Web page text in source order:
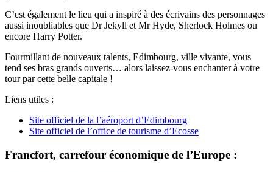
C’est également le lieu qui a inspiré à des écrivains des personnages
aussi inoubliables que Dr Jekyll et Mr Hyde, Sherlock Holmes ou
encore Harry Potter.
Fourmillant de nouveaux talents, Edimbourg, ville vivante, vous
tend ses bras grands ouverts… alors laissez-vous enchanter à votre
tour par cette belle capitale !
Liens utiles :
Site officiel de la l’aéroport d’Edimbourg
Site officiel de l’office de tourisme d’Ecosse
Francfort, carrefour économique de l’Europe :